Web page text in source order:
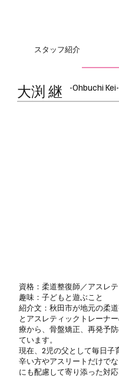
スタッフ紹介
大渕 継
資格：柔道整復師／アスレ
趣味：子どもと遊ぶこと
紹介文：秋田市が地元の柔
とアスレティックトレーナ
療から、骨盤矯正、再発予
ています。
現在、2児の父として毎日子
辛い方やアスリートだけで
にも配慮して寄り添った対応
-Ohbuchi Kei-